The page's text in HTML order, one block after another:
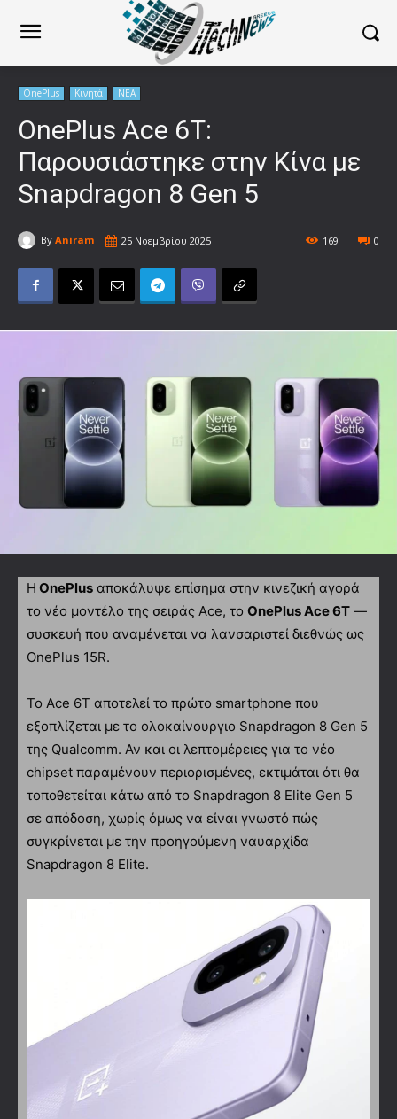
OnePlus Κινητά ΝΕΑ
OnePlus Ace 6T:
Παρουσιάστηκε στην Κίνα με
Snapdragon 8 Gen 5
By Aniram 25 Νοεμβρίου 2025 0
169
Η OnePlus αποκάλυψε επίσημα στην κινεζική αγορά
το νέο μοντέλο της σειράς Ace, το OnePlus Ace 6T —
συσκευή που αναμένεται να λανσαριστεί διεθνώς ως
OnePlus 15R.
Το Ace 6T αποτελεί το πρώτο smartphone που
εξοπλίζεται με το ολοκαίνουργιο Snapdragon 8 Gen 5
της Qualcomm. Αν και οι λεπτομέρειες για το νέο
chipset παραμένουν περιορισμένες, εκτιμάται ότι θα
τοποθετείται κάτω από το Snapdragon 8 Elite Gen 5
σε απόδοση, χωρίς όμως να είναι γνωστό πώς
συγκρίνεται με την προηγούμενη ναυαρχίδα
Snapdragon 8 Elite.